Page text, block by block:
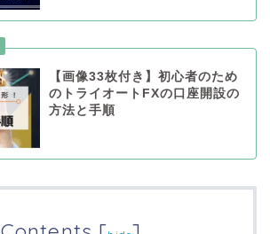
【画像33枚付き】初心者のため
のトライオートFXの口座開設の
方法と手順